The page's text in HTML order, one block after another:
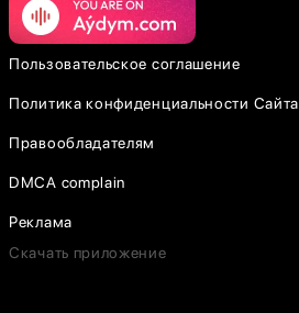
Пользовательское соглашение
Политика конфиденциальности Сайта
Правообладателям
DMCA complain
Реклама
Скачать приложение